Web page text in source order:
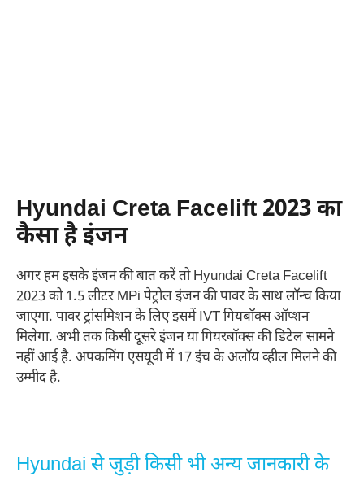
Hyundai Creta Facelift 2023 का
कैसा है इंजन
अगर हम इसके इंजन की बात करें तो Hyundai Creta Facelift
2023 को 1.5 लीटर MPi पेट्रोल इंजन की पावर के साथ लॉन्च किया
जाएगा. पावर ट्रांसमिशन के लिए इसमें IVT गियबॉक्स ऑप्शन
मिलेगा. अभी तक किसी दूसरे इंजन या गियरबॉक्स की डिटेल सामने
नहीं आई है. अपकमिंग एसयूवी में 17 इंच के अलॉय व्हील मिलने की
उम्मीद है.
Hyundai से जुड़ी किसी भी अन्य जानकारी के